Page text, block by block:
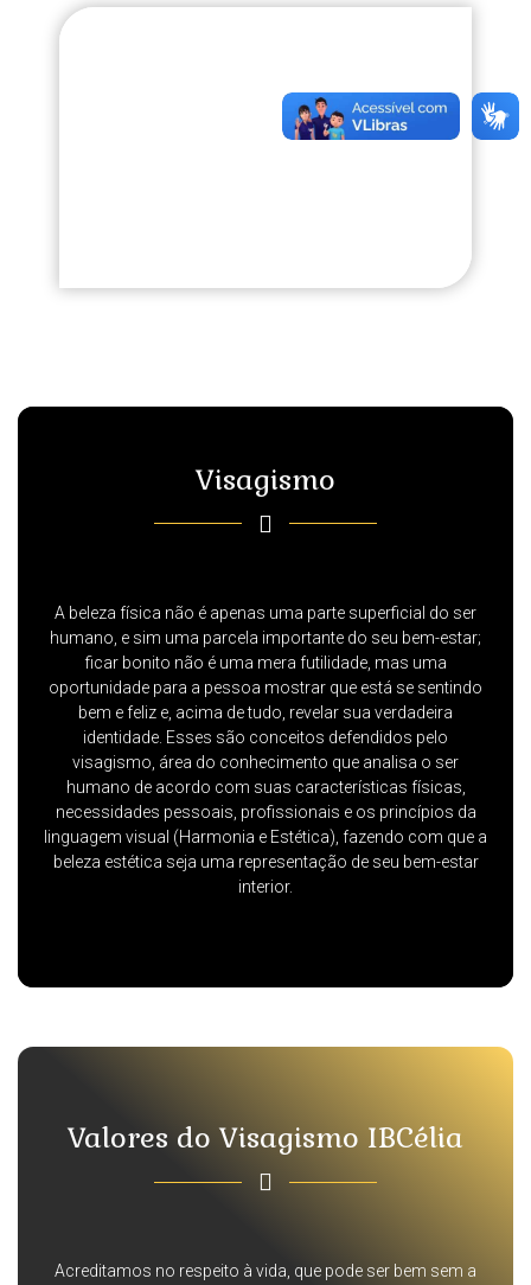
Visagismo
A beleza física não é apenas uma parte superficial do ser
humano, e sim uma parcela importante do seu bem-estar;
ficar bonito não é uma mera futilidade, mas uma
oportunidade para a pessoa mostrar que está se sentindo
bem e feliz e, acima de tudo, revelar sua verdadeira
identidade. Esses são conceitos defendidos pelo
visagismo, área do conhecimento que analisa o ser
humano de acordo com suas características físicas,
necessidades pessoais, profissionais e os princípios da
linguagem visual (Harmonia e Estética), fazendo com que a
beleza estética seja uma representação de seu bem-estar
interior.
Valores do Visagismo IBCélia
Acreditamos no respeito à vida, que pode ser bem sem a